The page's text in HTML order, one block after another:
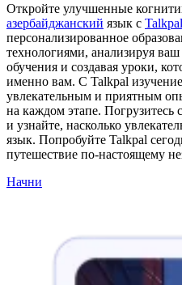
Откройте улучшенные
азербайджанский язык с Talkpal
персонализированное
технологиями, анализируя
обучения и создавая уроки,
именно вам. С Talkpal
увлекательным и приятным
на каждом этапе. Погрузитесь
и узнайте, насколько
язык. Попробуйте Talkpal
путешествие по-настоящему
Начни